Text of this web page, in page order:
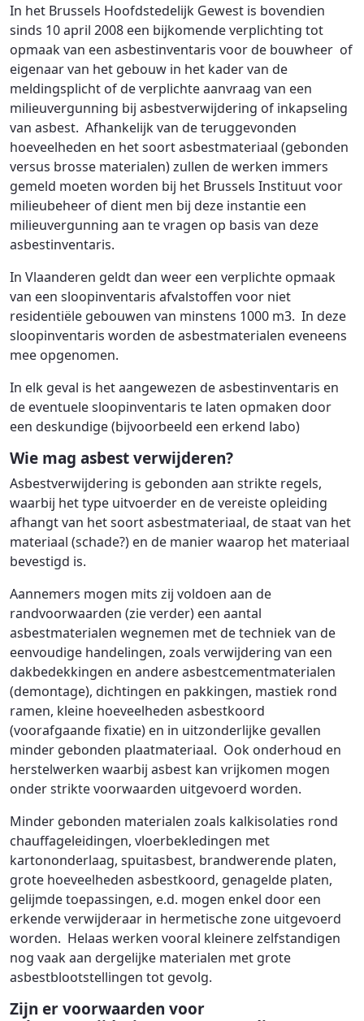
In het Brussels Hoofdstedelijk Gewest is bovendien
sinds 10 april 2008 een bijkomende verplichting tot
opmaak van een asbestinventaris voor de bouwheer of
eigenaar van het gebouw in het kader van de
meldingsplicht of de verplichte aanvraag van een
milieuvergunning bij asbestverwijdering of inkapseling
van asbest. Afhankelijk van de teruggevonden
hoeveelheden en het soort asbestmateriaal (gebonden
versus brosse materialen) zullen de werken immers
gemeld moeten worden bij het Brussels Instituut voor
milieubeheer of dient men bij deze instantie een
milieuvergunning aan te vragen op basis van deze
asbestinventaris.
In Vlaanderen geldt dan weer een verplichte opmaak
van een sloopinventaris afvalstoffen voor niet
residentiële gebouwen van minstens 1000 m3. In deze
sloopinventaris worden de asbestmaterialen eveneens
mee opgenomen.
In elk geval is het aangewezen de asbestinventaris en
de eventuele sloopinventaris te laten opmaken door
een deskundige (bijvoorbeeld een erkend labo)
Wie mag asbest verwijderen?
Asbestverwijdering is gebonden aan strikte regels,
waarbij het type uitvoerder en de vereiste opleiding
afhangt van het soort asbestmateriaal, de staat van het
materiaal (schade?) en de manier waarop het materiaal
bevestigd is.
Aannemers mogen mits zij voldoen aan de
randvoorwaarden (zie verder) een aantal
asbestmaterialen wegnemen met de techniek van de
eenvoudige handelingen, zoals verwijdering van een
dakbedekkingen en andere asbestcementmaterialen
(demontage), dichtingen en pakkingen, mastiek rond
ramen, kleine hoeveelheden asbestkoord
(voorafgaande fixatie) en in uitzonderlijke gevallen
minder gebonden plaatmateriaal. Ook onderhoud en
herstelwerken waarbij asbest kan vrijkomen mogen
onder strikte voorwaarden uitgevoerd worden.
Minder gebonden materialen zoals kalkisolaties rond
chauffageleidingen, vloerbekledingen met
kartononderlaag, spuitasbest, brandwerende platen,
grote hoeveelheden asbestkoord, genagelde platen,
gelijmde toepassingen, e.d. mogen enkel door een
erkende verwijderaar in hermetische zone uitgevoerd
worden. Helaas werken vooral kleinere zelfstandigen
nog vaak aan dergelijke materialen met grote
asbestblootstellingen tot gevolg.
Zijn er voorwaarden voor